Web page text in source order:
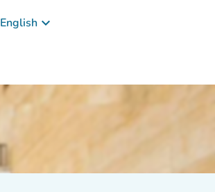
English keyboard_arrow_down